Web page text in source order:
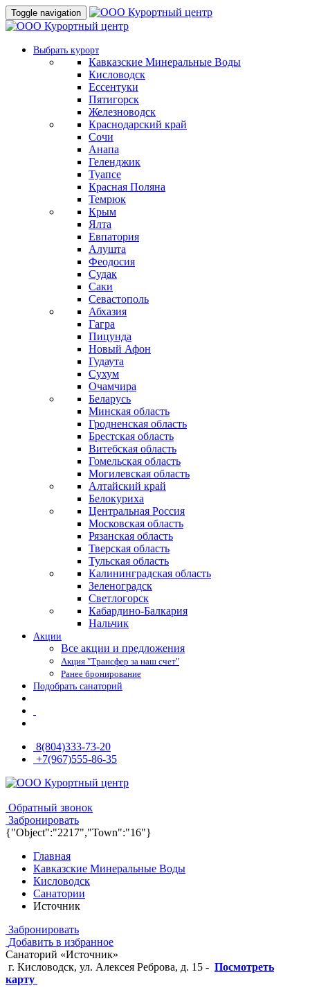
Toggle navigation
Выбрать курорт
Кавказские Минеральные Воды
Кисловодск
Ессентуки
Пятигорск
Железноводск
Краснодарский край
Сочи
Анапа
Геленджик
Туапсе
Красная Поляна
Темрюк
Крым
Ялта
Евпатория
Алушта
Феодосия
Судак
Саки
Севастополь
Абхазия
Гагра
Пицунда
Новый Афон
Гудаута
Сухум
Очамчира
Беларусь
Минская область
Гродненская область
Брестская область
Витебская область
Гомельская область
Могилевская область
Алтайский край
Белокуриха
Центральная Россия
Московская область
Рязанская область
Тверская область
Тульская область
Калининградская область
Зеленоградск
Светлогорск
Кабардино-Балкария
Нальчик
Акции
Все акции и предложения
Акция "Трансфер за наш счет"
Ранее бронирование
Подобрать санаторий
8(804)333-73-20
+7(967)555-86-35
Обратный звонок
Забронировать
{"Object":"2217","Town":"16"}
Главная
Кавказские Минеральные Воды
Кисловодск
Санатории
Источник
Забронировать
Добавить в избранное
Санаторий «Источник»
г. Кисловодск, ул. Алексея Реброва, д. 15 - Посмотреть
карту